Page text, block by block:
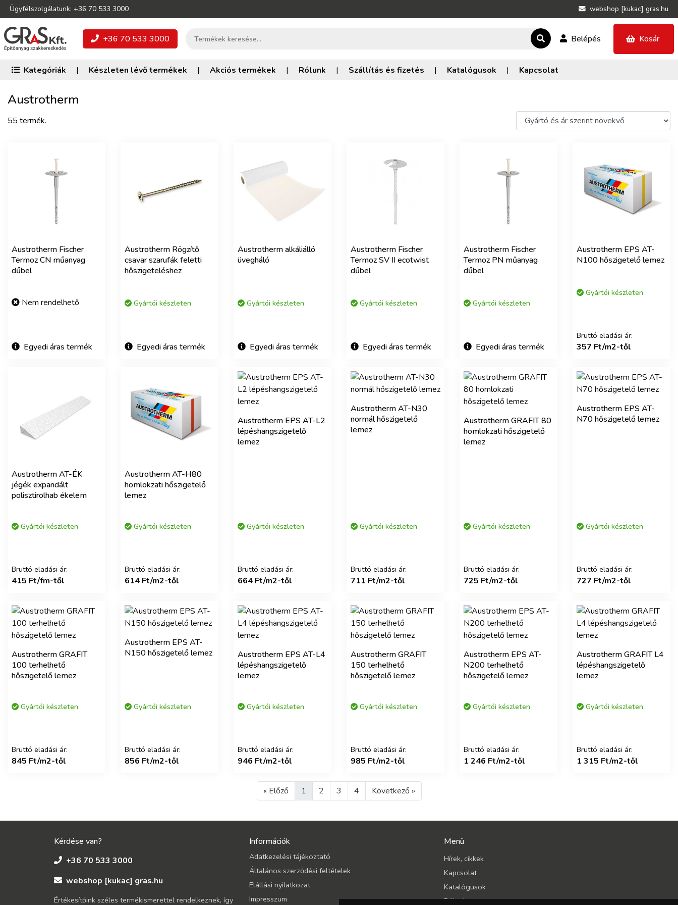
Ügyfélszolgálatunk: +36 70 533 3000 webshop [kukac] gras.hu
+36 70 533 3000 Belépés Kosár
Kategóriák | Készleten lévő termékek | Akciós termékek | Rólunk | Szállítás és fizetés | Katalógusok | Kapcsolat
Austrotherm
55 termék.
Austrotherm Fischer
Termoz CN műanyag
dűbel
Nem rendelhető
Egyedi áras termék
Austrotherm Rögzítő
csavar szarufák feletti
hőszigeteléshez
Gyártói készleten
Egyedi áras termék
Austrotherm alkáliálló
üvegháló
Gyártói készleten
Egyedi áras termék
Austrotherm Fischer
Termoz SV II ecotwist
dűbel
Gyártói készleten
Egyedi áras termék
Austrotherm Fischer
Termoz PN műanyag
dűbel
Gyártói készleten
Egyedi áras termék
Austrotherm EPS AT-
N100 hőszigetelő lemez
Gyártói készleten
Bruttó eladási ár:
357 Ft/m2-től
Austrotherm AT-ÉK
jégék expandált
polisztirolhab ékelem
Gyártói készleten
Bruttó eladási ár:
415 Ft/fm-től
Austrotherm AT-H80
homlokzati hőszigetelő
lemez
Gyártói készleten
Bruttó eladási ár:
614 Ft/m2-től
Austrotherm EPS AT-L2
lépéshangszigetelő
lemez
Gyártói készleten
Bruttó eladási ár:
664 Ft/m2-től
Austrotherm AT-N30
normál hőszigetelő
lemez
Gyártói készleten
Bruttó eladási ár:
711 Ft/m2-től
Austrotherm GRAFIT 80
homlokzati hőszigetelő
lemez
Gyártói készleten
Bruttó eladási ár:
725 Ft/m2-től
Austrotherm EPS AT-
N70 hőszigetelő lemez
Gyártói készleten
Bruttó eladási ár:
727 Ft/m2-től
Austrotherm GRAFIT
100 terhelhető
hőszigetelő lemez
Gyártói készleten
Bruttó eladási ár:
845 Ft/m2-től
Austrotherm EPS AT-
N150 hőszigetelő lemez
Gyártói készleten
Bruttó eladási ár:
856 Ft/m2-től
Austrotherm EPS AT-L4
lépéshangszigetelő
lemez
Gyártói készleten
Bruttó eladási ár:
946 Ft/m2-től
Austrotherm GRAFIT
150 terhelhető
hőszigetelő lemez
Gyártói készleten
Bruttó eladási ár:
985 Ft/m2-től
Austrotherm EPS AT-
N200 terhelhető
hőszigetelő lemez
Gyártói készleten
Bruttó eladási ár:
1 246 Ft/m2-től
Austrotherm GRAFIT L4
lépéshangszigetelő
lemez
Gyártói készleten
Bruttó eladási ár:
1 315 Ft/m2-től
« Előző 1 2 3 4 Következő »
Kérdése van?
+36 70 533 3000
webshop [kukac] gras.hu
Értékesítőink széles termékismerettel rendelkeznek, így
Információk
Adatkezelési tájékoztató
Általános szerződési feltételek
Elállási nyilatkozat
Impresszum
Menü
Hírek, cikkek
Kapcsolat
Katalógusok
Rólunk